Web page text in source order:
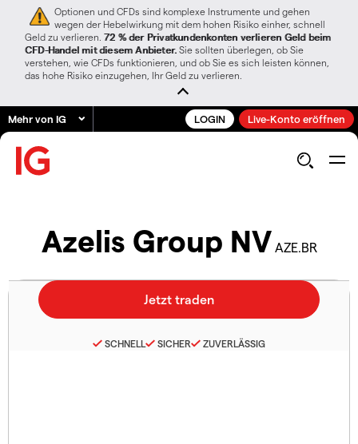
Optionen und CFDs sind komplexe Instrumente und gehen
wegen der Hebelwirkung mit dem hohen Risiko einher, schnell
Geld zu verlieren. 72 % der Privatkundenkonten verlieren Geld beim
CFD-Handel mit diesem Anbieter. Sie sollten überlegen, ob Sie
verstehen, wie CFDs funktionieren, und ob Sie es sich leisten können,
das hohe Risiko einzugehen, Ihr Geld zu verlieren.
Mehr von IG LOGIN Live-Konto eröffnen
Azelis Group NV AZE.BR
SCHNELL SICHER ZUVERLÄSSIG